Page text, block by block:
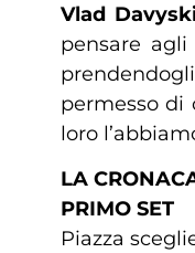
Vlad
pensare
permesso di
loro
LA
PRIMO SET
Piazza